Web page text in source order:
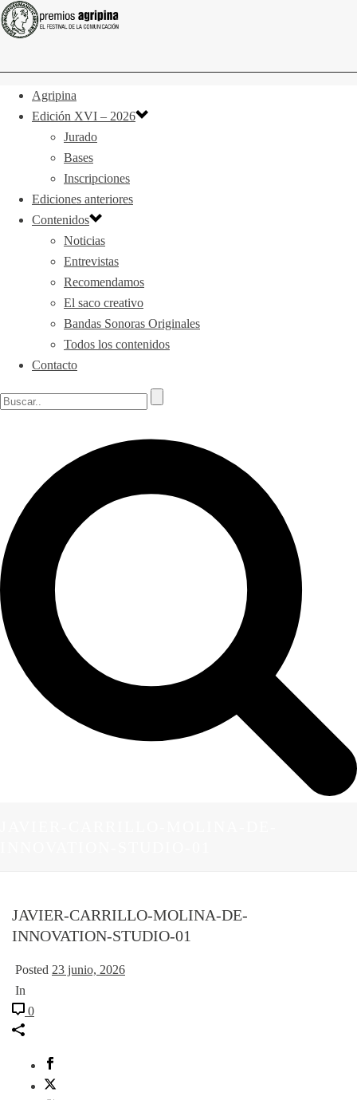
Agripina
Edición XVI – 2026
Jurado
Bases
Inscripciones
Ediciones anteriores
Contenidos
Noticias
Entrevistas
Recomendamos
El saco creativo
Bandas Sonoras Originales
Todos los contenidos
Contacto
JAVIER-CARRILLO-MOLINA-DE-
INNOVATION-STUDIO-01
Posted 23 junio, 2026
In
0